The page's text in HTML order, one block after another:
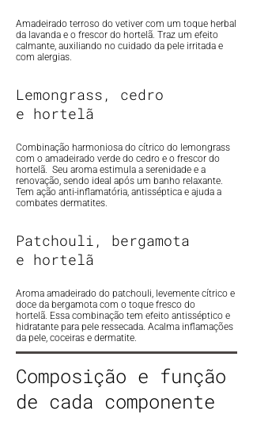
Amadeirado terroso do vetiver com um toque herbal
da lavanda e o frescor do hortelã. Traz um efeito
calmante, auxiliando no cuidado da pele irritada e
com alergias.
Lemongrass, cedro
e hortelã
Combinação harmoniosa do cítrico do lemongrass
com o amadeirado verde do cedro e o frescor do
hortelã. Seu aroma estimula a serenidade e a
renovação, sendo ideal após um banho relaxante.
Tem ação anti-inflamatória, antisséptica e ajuda a
combates dermatites.
Patchouli, bergamota
e hortelã
Aroma amadeirado do patchouli, levemente cítrico e
doce da bergamota com o toque fresco do
hortelã. Essa combinação tem efeito antisséptico e
hidratante para pele ressecada. Acalma inflamações
da pele, coceiras e dermatite.
Composição e função
de cada componente